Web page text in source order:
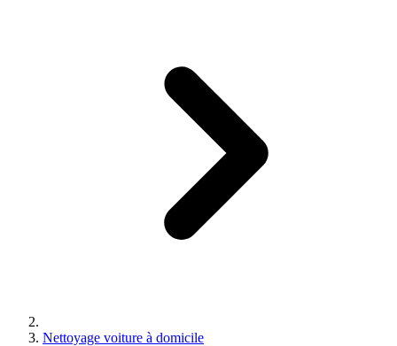
Nettoyage voiture à domicile